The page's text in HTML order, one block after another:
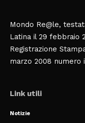
Mondo Re@le,
Latina il 29 febbraio
Registrazione
marzo 2008 numero
Link utili
Notizie